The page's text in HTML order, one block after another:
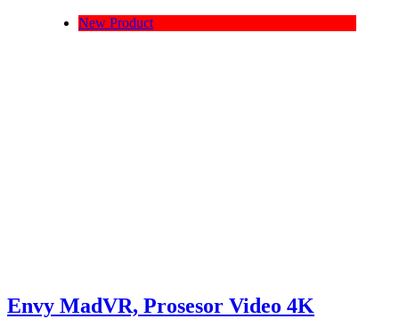
New Product
Envy MadVR, Prosesor Video 4K